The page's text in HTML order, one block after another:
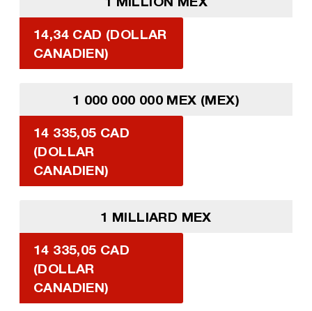
14,34 CAD (DOLLAR
CANADIEN)
1 000 000 000 MEX (MEX)
14 335,05 CAD
(DOLLAR
CANADIEN)
1 MILLIARD MEX
14 335,05 CAD
(DOLLAR
CANADIEN)